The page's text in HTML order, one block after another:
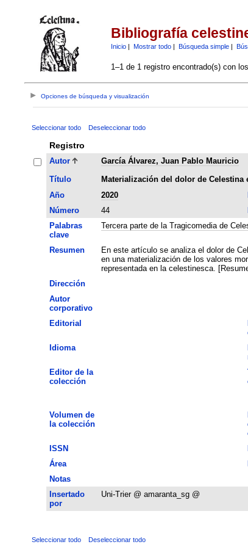
Bibliografía
Inicio| Mostrar todo| Búsqueda simple|
1–1 de 1 registro encontrado(s) con
Opciones de búsqueda y visualización
Seleccionar todo Deseleccionar todo
Registro
Autor
García Álvarez, Juan Pablo Mauricio
Título
Materialización del dolor de Celestina
Año
2020
Número
44
Palabras
clave
Tercera parte de la Tragicomedia de
Resumen
En este artículo se analiza el dolor de
en una materialización de los valores
representada en la celestinesca.
Dirección
Autor
corporativo
Editorial
Idioma
Editor de la
colección
Volumen de
la colección
ISSN
Área
Notas
Insertado
por
Uni-Trier @ amaranta_sg @
Seleccionar todo Deseleccionar todo